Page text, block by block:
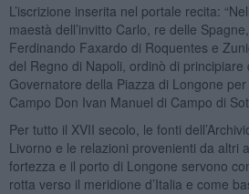
L’iscrizione inserita nel portale recita:
maestà dell’invitto Carlo, re delle
Ferdinando Faxardo di Roquentes e
del Regno di Napoli, ordinò di
Governatore della Piazza di Longone
Campo Don Ivan Manuel di Campo di
Per tutto il XVII secolo, le fonti
Livorno e le relazioni provenienti da altri
fortezza e il porto di Longone servono
rotta verso il meridione d’Italia e come